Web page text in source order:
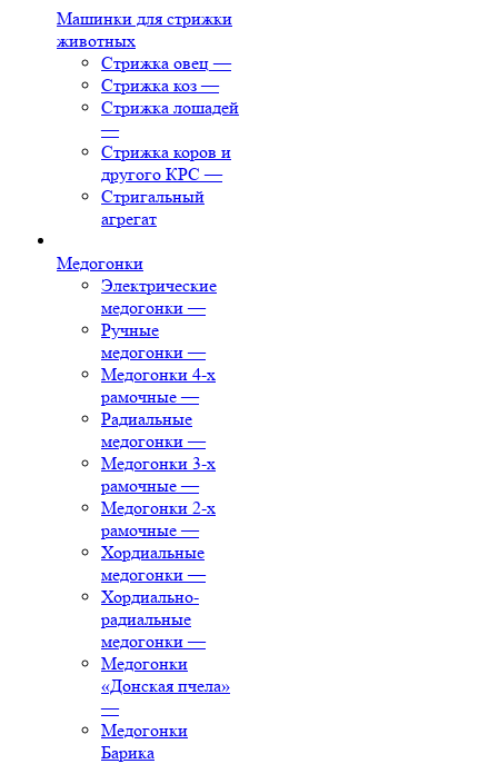
Машинки для стрижки
животных
Стрижка овец —
Стрижка коз —
Стрижка лошадей
—
Стрижка коров и
другого КРС —
Стригальный
агрегат
Медогонки
Электрические
медогонки —
Ручные
медогонки —
Медогонки 4-х
рамочные —
Радиальные
медогонки —
Медогонки 3-х
рамочные —
Медогонки 2-х
рамочные —
Хордиальные
медогонки —
Хордиально-
радиальные
медогонки —
Медогонки
«Донская пчела»
—
Медогонки
Барика